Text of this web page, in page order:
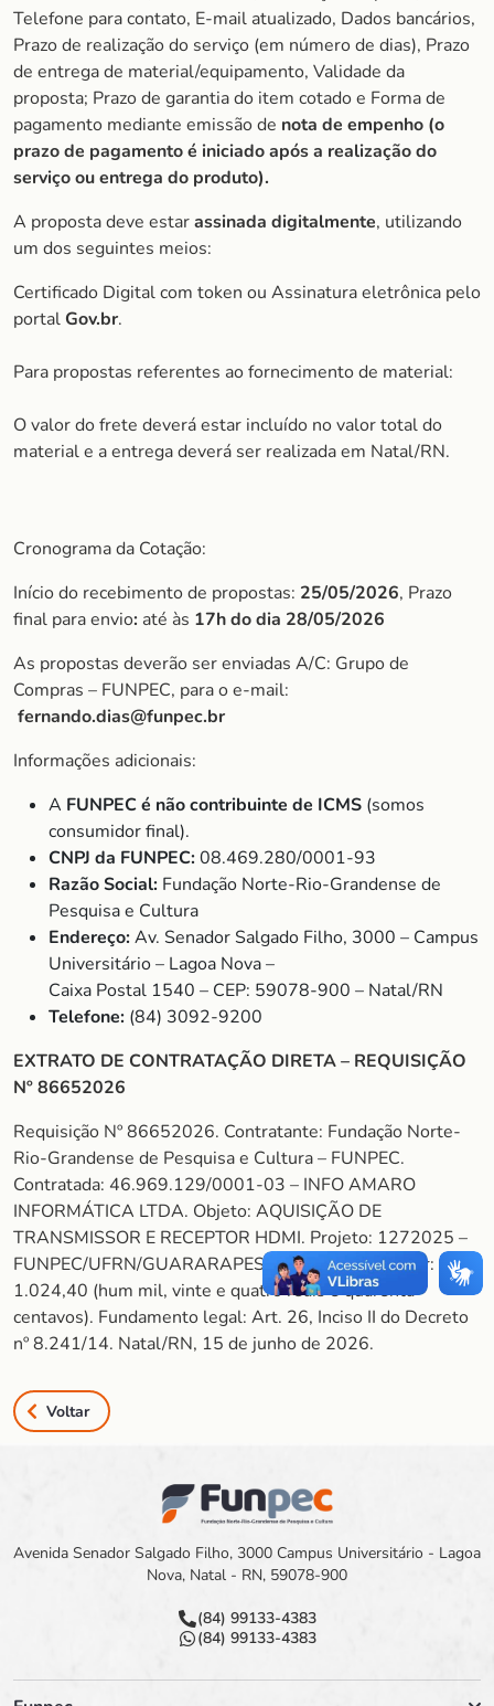
Telefone para contato, E-mail atualizado, Dados bancários,
Prazo de realização do serviço (em número de dias), Prazo
de entrega de material/equipamento, Validade da
proposta; Prazo de garantia do item cotado e Forma de
pagamento mediante emissão de nota de empenho (o
prazo de pagamento é iniciado após a realização do
serviço ou entrega do produto).
A proposta deve estarassinada digitalmente, utilizando
um dos seguintes meios:
Certificado Digital com token ou Assinatura eletrônica pelo
portalGov.br.
Para propostas referentes ao fornecimento de material:
O valor do frete deverá estar incluído no valor total do
material e a entrega deverá ser realizada em Natal/RN.
Cronograma da Cotação:
Início do recebimento de propostas: 25/05/2026, Prazo
final para envio: até às 17h do dia 28/05/2026
As propostas deverão ser enviadas A/C: Grupo de
Compras – FUNPEC, para o e-mail:
fernando.dias@funpec.br
Informações adicionais:
A FUNPEC é não contribuinte de ICMS (somos
consumidor final).
CNPJ da FUNPEC:08.469.280/0001-93
Razão Social: Fundação Norte-Rio-Grandense de
Pesquisa e Cultura
Endereço:Av. Senador Salgado Filho, 3000 – Campus
Universitário – Lagoa Nova –
Caixa Postal 1540 – CEP: 59078-900 – Natal/RN
Telefone: (84) 3092-9200
EXTRATO DE CONTRATAÇÃO DIRETA – REQUISIÇÃO
Nº 86652026
Requisição Nº 86652026. Contratante: Fundação Norte-
Rio-Grandense de Pesquisa e Cultura – FUNPEC.
Contratada: 46.969.129/0001-03 – INFO AMARO
INFORMÁTICA LTDA. Objeto: AQUISIÇÃO DE
TRANSMISSOR E RECEPTOR HDMI. Projeto: 1272025 –
FUNPEC/UFRN/GUARARAPES/GESTÃO PUP. Valor: R$
1.024,40 (hum mil, vinte e quatro reais e quarenta
centavos). Fundamento legal: Art. 26, Inciso II do Decreto
nº 8.241/14. Natal/RN, 15 de junho de 2026.
Voltar
Avenida Senador Salgado Filho, 3000 Campus Universitário - Lagoa
Nova, Natal - RN, 59078-900
(84) 99133-4383
(84) 99133-4383